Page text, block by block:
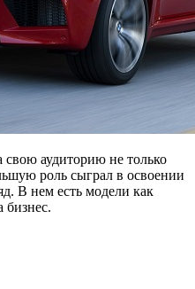
свою аудиторию не только
роль сыграл в освоении
В нем есть модели как
бизнес.